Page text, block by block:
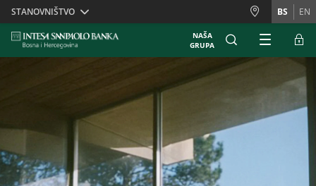
Skiplinks
STANOVNIŠTVO BS EN
NAŠA
GRUPA